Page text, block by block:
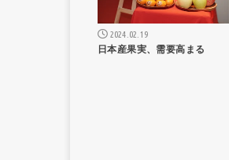
2024.02.19
日本産果実、需要高まる